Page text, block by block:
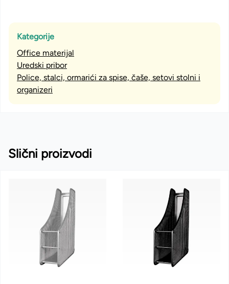
Kategorije
Office materijal
Uredski pribor
Police, stalci, ormarići za spise, čaše, setovi stolni i
organizeri
Slični proizvodi